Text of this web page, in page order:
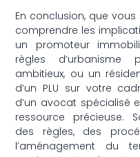
En conclusion, que
comprendre les
un promoteur
règles
ambitieux, ou un
d’un PLU sur votre
d’un avocat spécialisé
ressource précieuse.
des règles, des
l’aménagement du